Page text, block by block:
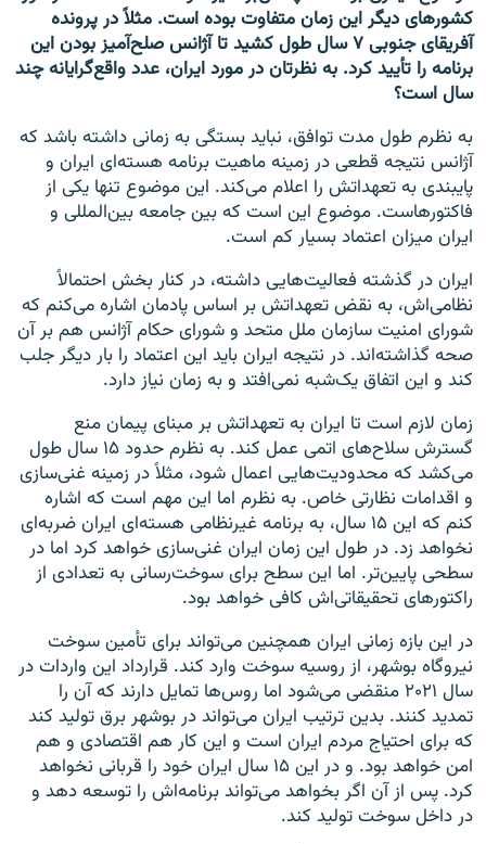
کشورهای دیگر این زمان متفاوت بوده است. مثلاً در پرونده
آفریقای جنوبی ۷ سال طول کشید تا آژانس صلح‌آمیز بودن این
برنامه را تأیید کرد. به نظرتان در مورد ایران، عدد واقع‌گرایانه چند
سال است؟
به نظرم طول مدت توافق، نباید بستگی به زمانی داشته باشد که
آژانس نتیجه قطعی در زمینه ماهیت برنامه هسته‌ای ایران و
پایبندی به تعهداتش را اعلام می‌کند. این موضوع تنها یکی از
فاکتورهاست. موضوع این است که بین جامعه بین‌المللی و
ایران میزان اعتماد بسیار کم است.
ایران در گذشته فعالیت‌هایی داشته، در کنار بخش احتمالاً
نظامی‌اش، به نقض تعهداتش بر اساس پادمان اشاره می‌کنم که
شورای امنیت سازمان ملل متحد و شورای حکام آژانس هم بر آن
صحه گذاشته‌اند. در نتیجه ایران باید این اعتماد را بار دیگر جلب
کند و این اتفاق یک‌شبه نمی‌افتد و به زمان نیاز دارد.
زمان لازم است تا ایران به تعهداتش بر مبنای پیمان منع
گسترش سلاح‌های اتمی عمل کند. به نظرم حدود ۱۵ سال طول
می‌کشد که محدودیت‌هایی اعمال شود، مثلاً در زمینه غنی‌سازی
و اقدامات نظارتی خاص. به نظرم اما این مهم است که اشاره
کنم که این ۱۵ سال، به برنامه غیرنظامی هسته‌ای ایران ضربه‌ای
نخواهد زد. در طول این زمان ایران غنی‌سازی خواهد کرد اما در
سطحی پایین‌تر. اما این سطح برای سوخت‌رسانی به تعدادی از
راکتورهای تحقیقاتی‌اش کافی خواهد بود.
در این بازه زمانی ایران همچنین می‌تواند برای تأمین سوخت
نیروگاه بوشهر، از روسیه سوخت وارد کند. قرارداد این واردات در
سال ۲۰۲۱ منقضی می‌شود اما روس‌ها تمایل دارند که آن را
تمدید کنند. بدین ترتیب ایران می‌تواند در بوشهر برق تولید کند
که برای احتیاج مردم ایران است و این کار هم اقتصادی و هم
امن خواهد بود. و در این ۱۵ سال ایران خود را قربانی نخواهد
کرد. پس از آن اگر بخواهد می‌تواند برنامه‌اش را توسعه دهد و
در داخل سوخت تولید کند.